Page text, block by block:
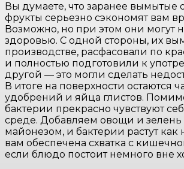
Вы думаете, что заранее вымытые
фрукты серьезно сэкономят вам
Возможно, но при этом они могут
здоровью. С одной стороны, их
производстве, расфасовали по
и полностью подготовили к
другой — это могли сделать
В итоге на поверхности остаются
удобрений и яйца глистов.
бактерии прекрасно чувствуют
среде. Добавляем овощи и зелень
майонезом, и бактерии растут как
вам обеспечена схватка с
если блюдо постоит немного вне